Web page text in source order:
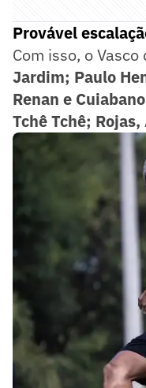
Provável
Com isso, o
Jardim; Paulo
Renan e
Tchê Tchê;